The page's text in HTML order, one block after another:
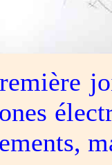
joie